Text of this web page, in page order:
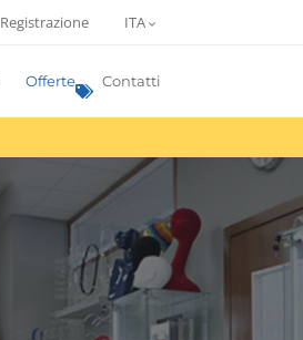
Registrazione ITA
Offerte Contatti